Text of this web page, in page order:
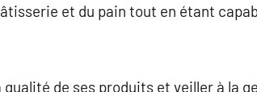
et du pain tout en étant
de ses produits et veiller à la